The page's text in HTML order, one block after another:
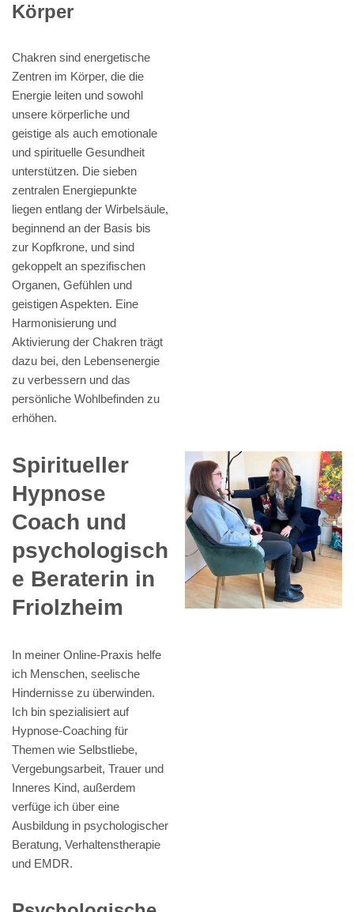
Körper
Chakren sind energetische
Zentren im Körper, die die
Energie leiten und sowohl
unsere körperliche und
geistige als auch emotionale
und spirituelle Gesundheit
unterstützen. Die sieben
zentralen Energiepunkte
liegen entlang der Wirbelsäule,
beginnend an der Basis bis
zur Kopfkrone, und sind
gekoppelt an spezifischen
Organen, Gefühlen und
geistigen Aspekten. Eine
Harmonisierung und
Aktivierung der Chakren trägt
dazu bei, den Lebensenergie
zu verbessern und das
persönliche Wohlbefinden zu
erhöhen.
Spiritueller
Hypnose
Coach und
psychologisch
e Beraterin in
Friolzheim
In meiner Online-Praxis helfe
ich Menschen, seelische
Hindernisse zu überwinden.
Ich bin spezialisiert auf
Hypnose-Coaching für
Themen wie Selbstliebe,
Vergebungsarbeit, Trauer und
Inneres Kind, außerdem
verfüge ich über eine
Ausbildung in psychologischer
Beratung, Verhaltenstherapie
und EMDR.